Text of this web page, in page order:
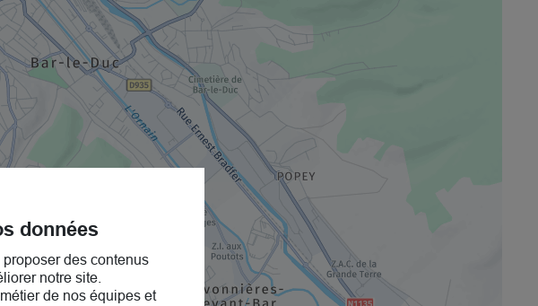
données
des contenus
notre site.
de nos équipes et